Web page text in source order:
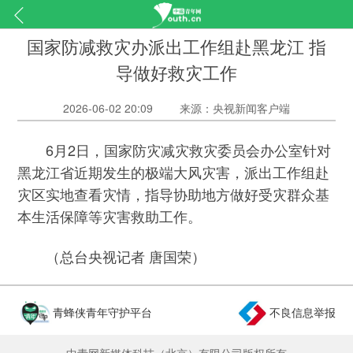
国家防减救灾办派出工作组赴黑龙江 指
导做好救灾工作
2026-06-02 20:09 来源：央视新闻客户端
6月2日，国家防灾减灾救灾委员会办公室针对
黑龙江省近期发生的极端大风灾害，派出工作组赴
灾区实地查看灾情，指导协助地方做好受灾群众基
本生活保障等灾害救助工作。
（总台央视记者 唐国荣）
青蜂侠青年守护平台 不良信息举报